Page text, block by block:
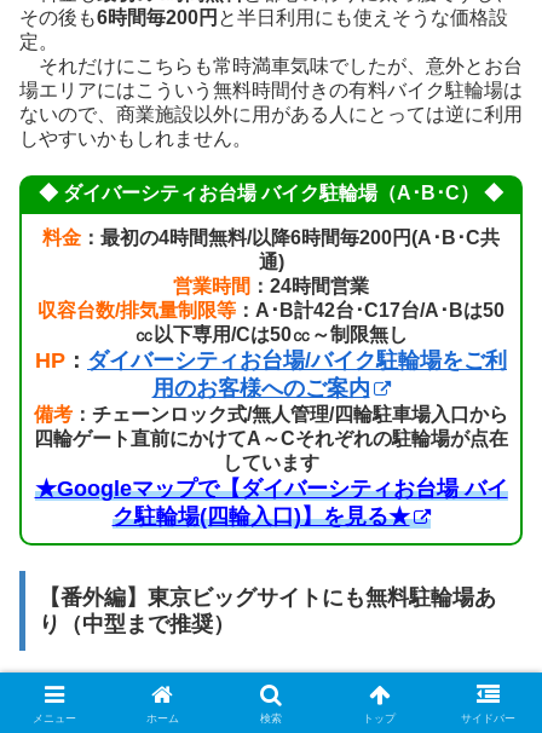
その後も6時間毎200円 と半日利用にも使えそうな価格設
定。
それだけにこちらも常時満車気味でしたが、意外とお台
場エリアにはこういう無料時間付きの有料バイク駐輪場は
ないので、商業施設以外に用がある人にとっては逆に利用
しやすいかもしれません。
◆ ダイバーシティお台場 バイク駐輪場（A･B･C） ◆
料金 ：最初の4時間無料/以降6時間毎200円(A･B･C共
通)
営業時間 ：24時間営業
収容台数/排気量制限等 ：A･B計42台･C17台/A･Bは50
㏄以下専用/Cは50㏄～制限無し
HP ： ダイバーシティお台場/バイク駐輪場をご利
用のお客様へのご案内
備考 ：チェーンロック式/無人管理/四輪駐車場入口から
四輪ゲート直前にかけてA～Cそれぞれの駐輪場が点在
しています
★Googleマップで【ダイバーシティお台場 バイ
ク駐輪場(四輪入口)】を見る★
【番外編】東京ビッグサイトにも無料駐輪場あ
り（中型まで推奨）
メニュー ホーム 検索 トップ サイドバー